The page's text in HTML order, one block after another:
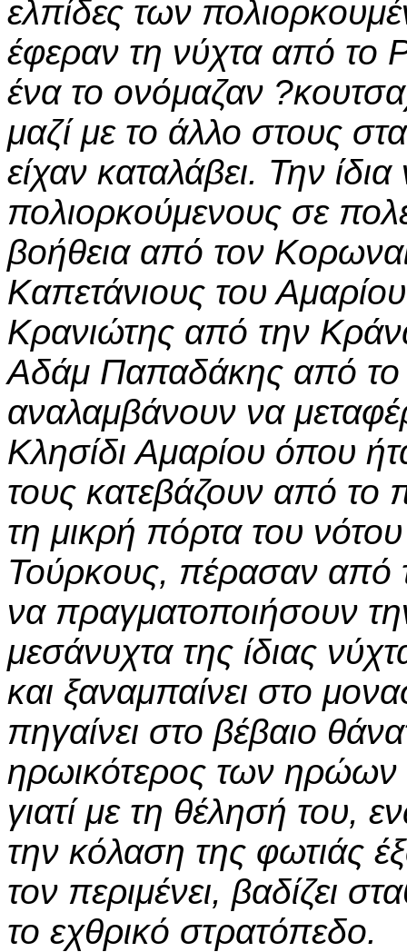
ελπίδες των
έφεραν τη νύχτα από το
ένα το ονόμαζαν
μαζί με το άλλο στους
είχαν καταλάβει. Την
πολιορκούμενους σε
βοήθεια από τον
Καπετάνιους του
Κρανιώτης από την
Αδάμ Παπαδάκης από το
αναλαμβάνουν να
Κλησίδι Αμαρίου όπου
τους κατεβάζουν από
τη μικρή πόρτα του
Τούρκους, πέρασαν από
να πραγματοποιήσουν
μεσάνυχτα της ίδιας
και ξαναμπαίνει στο
πηγαίνει στο βέβαιο
ηρωικότερος των ηρώων
γιατί με τη θέλησή του,
την κόλαση της φωτιάς
τον περιμένει, βαδίζει
το εχθρικό στρατόπεδο.